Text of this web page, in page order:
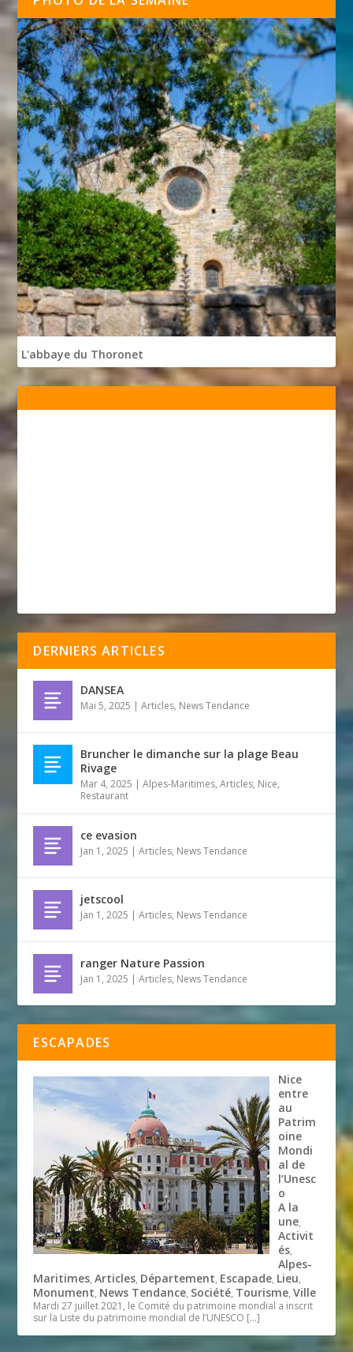
L'abbaye du Thoronet
DERNIERS ARTICLES
DANSEA
Mai 5, 2025 |Articles, News Tendance
Bruncher le dimanche sur la plage Beau
Rivage
Mar 4, 2025 |Alpes-Maritimes,Articles, Nice,
Restaurant
ce evasion
Jan 1, 2025 |Articles, News Tendance
jetscool
Jan 1, 2025 |Articles, News Tendance
ranger Nature Passion
Jan 1, 2025 |Articles, News Tendance
ESCAPADES
Nice
entre
au
Patrim
oine
Mondi
al de
l’Unesc
o
A la
une,
Activit
és,
Alpes-
Maritimes,Articles, Département, Escapade, Lieu,
Monument, News Tendance, Société, Tourisme,Ville
Mardi 27 juillet 2021, le Comité du patrimoine mondial a inscrit
sur la Liste du patrimoine mondial de l’UNESCO […]